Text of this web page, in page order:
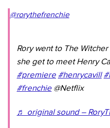
@rorythefrenchie
Rory went to The
she get to meet Henry
#premiere #henrycavill
#frenchie @Netflix
♬ original sound –